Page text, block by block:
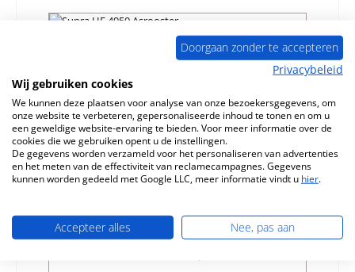
Supra HF 4950 Asrooster
Productnummer:
01058010
Doorgaan zonder te accepteren
Privacybeleid
Wij gebruiken cookies
We kunnen deze plaatsen voor analyse van onze bezoekersgegevens, om
onze website te verbeteren, gepersonaliseerde inhoud te tonen en om u
een geweldige website-ervaring te bieden. Voor meer informatie over de
cookies die we gebruiken opent u de instellingen.
De gegevens worden verzameld voor het personaliseren van advertenties
en het meten van de effectiviteit van reclamecampagnes. Gegevens
kunnen worden gedeeld met Google LLC, meer informatie vindt u hier.
Accepteer alles Nee, pas aan